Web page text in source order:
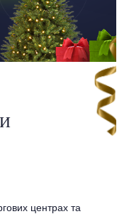
центрах та